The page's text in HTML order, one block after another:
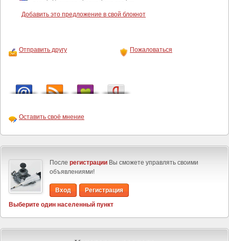
Добавить это предложение в свой блокнот
Отправить другу Пожаловаться
Оставить своё мнение
После регистрации Вы сможете управлять своими
объявлениями!
Вход
Регистрация
Выберите один населенный пункт